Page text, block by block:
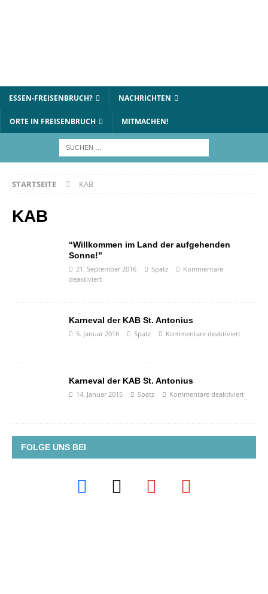
ESSEN-FREISENBRUCH? NACHRICHTEN
ORTE IN FREISENBRUCH MITMACHEN!
STARTSEITE KAB
KAB
“Willkommen im Land der aufgehenden
Sonne!”
21. September 2016 Spatz
Kommentare
deaktiviert
Karneval der KAB St. Antonius
5. Januar 2016 Spatz Kommentare deaktiviert
Karneval der KAB St. Antonius
14. Januar 2015 Spatz Kommentare deaktiviert
FOLGE UNS BEI